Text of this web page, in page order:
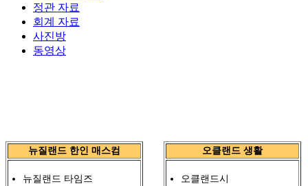
정관 자료
회계 자료
사진방
동영상
뉴질랜드 한인 매스컴
뉴질랜드 타임즈
오클랜드 생활
오클랜드시